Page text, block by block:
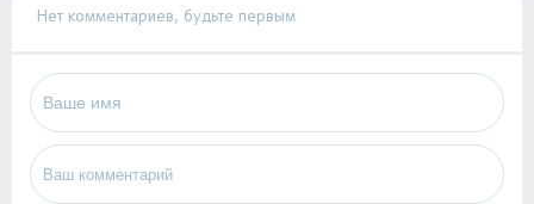
Нет комментариев, будьте первым